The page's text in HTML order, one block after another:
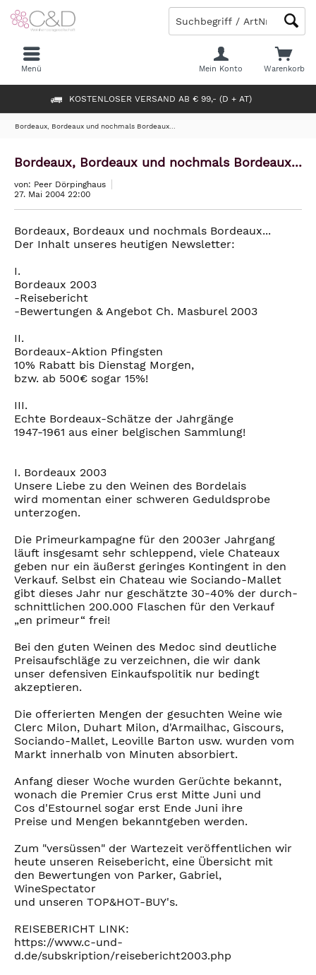
KOSTENLOSER VERSAND AB € 99,- (D + AT)
Warenkorb
Mein Konto
Menü
Bordeaux, Bordeaux und nochmals Bordeaux...
Bordeaux, Bordeaux und nochmals Bordeaux...
von: Peer Dörpinghaus
27. Mai 2004 22:00
Bordeaux, Bordeaux und nochmals Bordeaux...
Der Inhalt unseres heutigen Newsletter:
I.
Bordeaux 2003
-Reisebericht
-Bewertungen & Angebot Ch. Masburel 2003
II.
Bordeaux-Aktion Pfingsten
10% Rabatt bis Dienstag Morgen,
bzw. ab 500€ sogar 15%!
III.
Echte Bordeaux-Schätze der Jahrgänge
1947-1961 aus einer belgischen Sammlung!
I. Bordeaux 2003
Unsere Liebe zu den Weinen des Bordelais
wird momentan einer schweren Geduldsprobe
unterzogen.
Die Primeurkampagne für den 2003er Jahrgang
läuft insgesamt sehr schleppend, viele Chateaux
geben nur ein äußerst geringes Kontingent in den
Verkauf. Selbst ein Chateau wie Sociando-Mallet
gibt dieses Jahr nur geschätzte 30-40% der durch-
schnittlichen 200.000 Flaschen für den Verkauf
„en primeur“ frei!
Bei den guten Weinen des Medoc sind deutliche
Preisaufschläge zu verzeichnen, die wir dank
unser defensiven Einkaufspolitik nur bedingt
akzeptieren.
Die offerierten Mengen der gesuchten Weine wie
Clerc Milon, Duhart Milon, d'Armailhac, Giscours,
Sociando-Mallet, Leoville Barton usw. wurden vom
Markt innerhalb von Minuten absorbiert.
Anfang dieser Woche wurden Gerüchte bekannt,
wonach die Premier Crus erst Mitte Juni und
Cos d'Estournel sogar erst Ende Juni ihre
Preise und Mengen bekanntgeben werden.
Zum "versüssen" der Wartezeit veröffentlichen wir
heute unseren Reisebericht, eine Übersicht mit
den Bewertungen von Parker, Gabriel,
WineSpectator
und unseren TOP&HOT-BUY's.
REISEBERICHT LINK:
https://www.c-und-
d.de/subskription/reisebericht2003.php